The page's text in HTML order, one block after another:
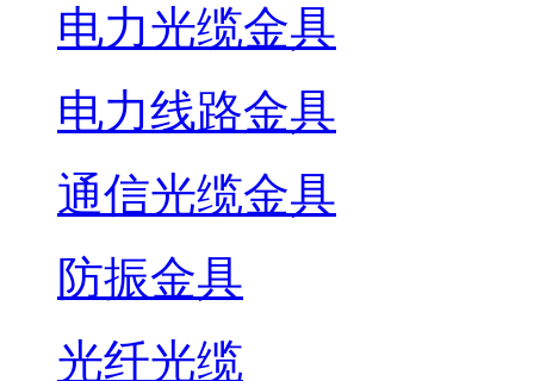
电力光缆金具
电力线路金具
通信光缆金具
防振金具
光纤光缆